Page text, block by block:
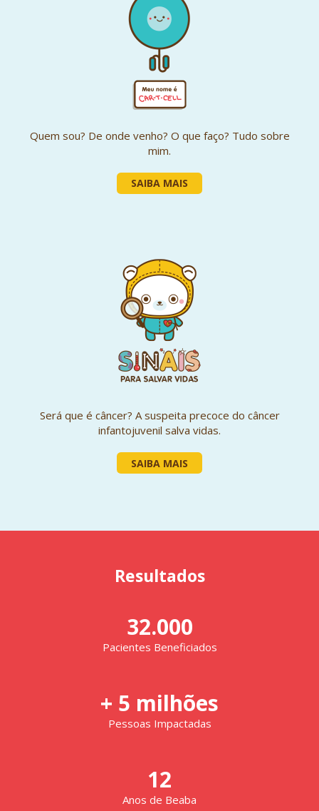
Quem sou? De onde venho? O que faço? Tudo sobre
mim.
SAIBA MAIS
Será que é câncer? A suspeita precoce do câncer
infantojuvenil salva vidas.
SAIBA MAIS
Resultados
32.000
Pacientes Beneficiados
+ 5 milhões
Pessoas Impactadas
12
Anos de Beaba